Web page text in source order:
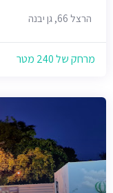
הרצל 66, גן יבנה
מרחק של 240 מטר